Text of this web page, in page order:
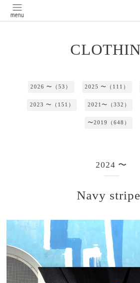
2026 〜（53） 2025 〜（111）
2023 〜（151） 2021〜（332）
〜2019（648）
2024 〜
Navy